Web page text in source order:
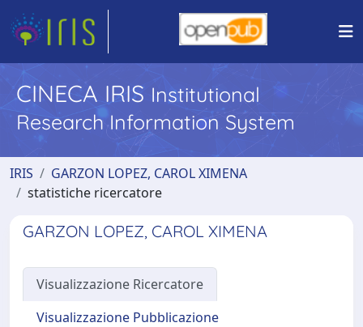
CINECA IRIS Institutional
Research Information System
IRIS
GARZON LOPEZ, CAROL XIMENA
statistiche ricercatore
GARZON LOPEZ, CAROL XIMENA
Visualizzazione Ricercatore
Visualizzazione Pubblicazione